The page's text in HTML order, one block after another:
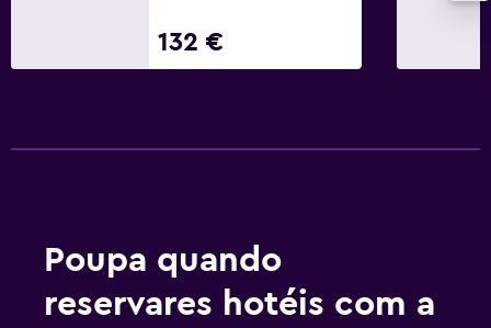
132 €
Poupa quando
reservares hotéis com a